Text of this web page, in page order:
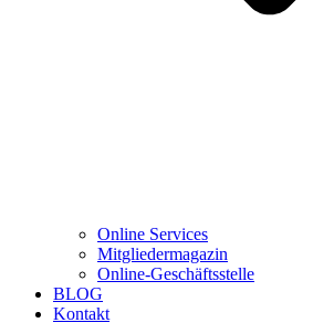
Online Services
Mitgliedermagazin
Online-Geschäftsstelle
BLOG
Kontakt